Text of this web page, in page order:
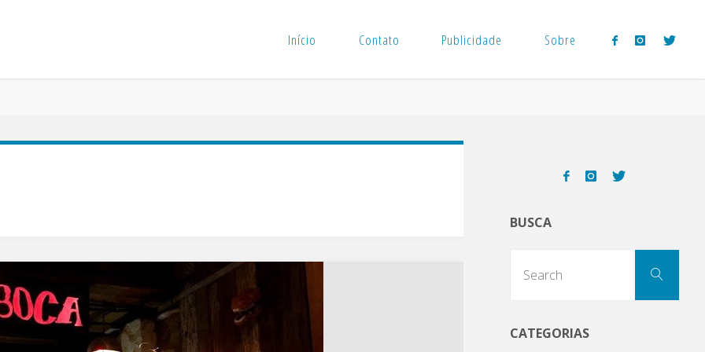
Início Contato Publicidade Sobre
BUSCA
Search
CATEGORIAS